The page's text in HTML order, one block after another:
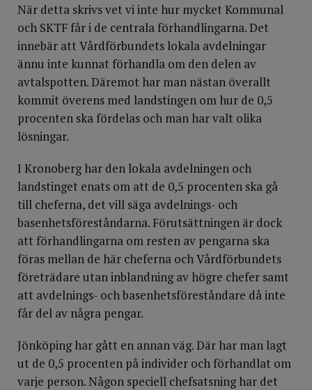
När detta skrivs vet vi inte hur mycket Kommunal
och SKTF får i de centrala förhandlingarna. Det
innebär att Vårdförbundets lokala avdelningar
ännu inte kunnat förhandla om den delen av
avtalspotten. Däremot har man nästan överallt
kommit överens med landstingen om hur de 0,5
procenten ska fördelas och man har valt olika
lösningar.
I Kronoberg har den lokala avdelningen och
landstinget enats om att de 0,5 procenten ska gå
till cheferna, det vill säga avdelnings- och
basenhetsföreståndarna. Förutsättningen är dock
att förhandlingarna om resten av pengarna ska
föras mellan de här cheferna och Vårdförbundets
företrädare utan inblandning av högre chefer samt
att avdelnings- och basenhetsföreståndare då inte
får del av några pengar.
Jönköping har gått en annan väg. Där har man lagt
ut de 0,5 procenten på individer och förhandlat om
varje person. Någon speciell chefsatsning har det